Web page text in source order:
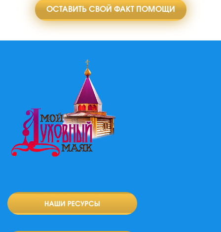
ОСТАВИТЬ СВОЙ ФАКТ ПОМОЩИ